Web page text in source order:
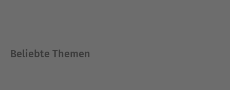
Beliebte Themen